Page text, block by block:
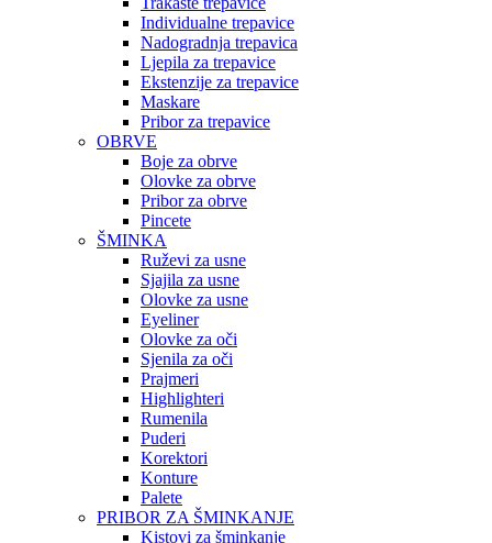
Individualne trepavice
Nadogradnja trepavica
Ljepila za trepavice
Ekstenzije za trepavice
Maskare
Pribor za trepavice
OBRVE
Boje za obrve
Olovke za obrve
Pribor za obrve
Pincete
ŠMINKA
Ruževi za usne
Sjajila za usne
Olovke za usne
Eyeliner
Olovke za oči
Sjenila za oči
Prajmeri
Highlighteri
Rumenila
Puderi
Korektori
Konture
Palete
PRIBOR ZA ŠMINKANJE
Kistovi za šminkanje